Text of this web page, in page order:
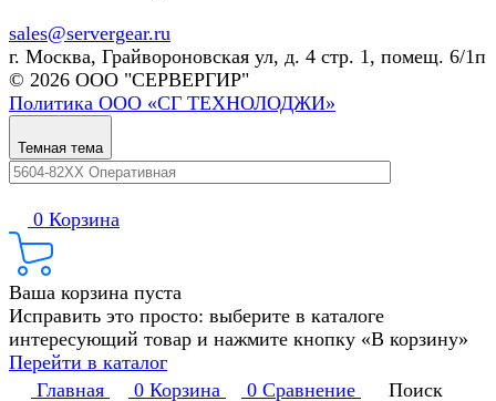
sales@servergear.ru
г. Москва, Грайвороновская ул, д. 4 стр. 1, помещ. 6/1п
© 2026 ООО "СЕРВЕРГИР"
Политика ООО «СГ ТЕХНОЛОДЖИ»
Темная тема
0 Корзина
Ваша корзина пуста
Исправить это просто: выберите в каталоге
интересующий товар и нажмите кнопку «В корзину»
Перейти в каталог
Главная
0 Корзина 0 Сравнение Поиск